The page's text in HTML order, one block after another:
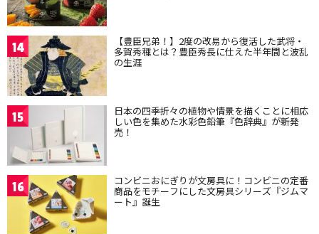
14 【豊臣兄弟！】2度の改易から復活した武将・
多賀秀種とは？豊臣秀長に仕えた半年間と波乱
の生涯
15 日本の四季折々の植物や情景を描くことに相応
しい色を集めた水彩色鉛筆『色辞典』が新発
売！
16 コンビニおにぎりが文房具に！コンビニの定番
商品をモチーフにした文房具シリーズ『ジムマ
ート』誕生